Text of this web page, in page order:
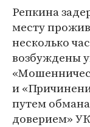
Репкина
месту
несколько
возбуждены
и
путем
доверием»